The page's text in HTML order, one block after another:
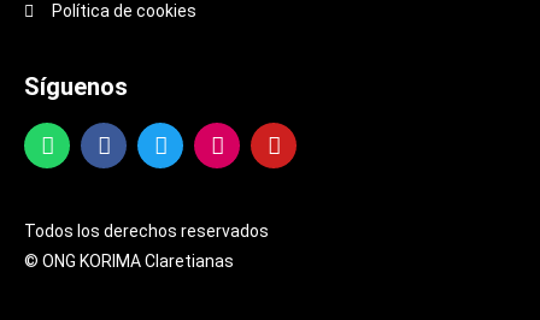
Política de cookies
Síguenos
Todos los derechos reservados
© ONG KORIMA Claretianas